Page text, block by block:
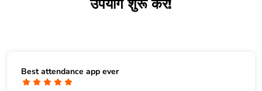
उपयोग शुरू करें!
Best attendance app ever